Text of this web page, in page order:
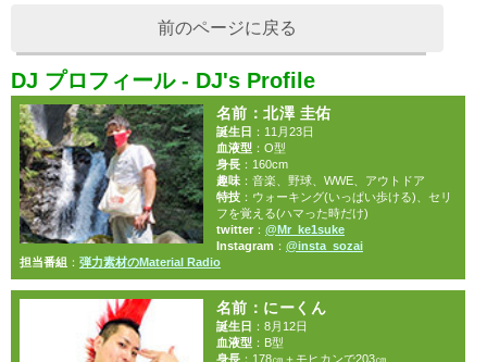
前のページに戻る
DJ プロフィール - DJ's Profile
名前 ：北澤 圭佑
誕生日 ：11月23日
血液型：O型
身長：160cm
趣味：音楽、野球、WWE、アウトドア
特技：ウォーキング(いっぱい歩ける)、セリ
フを覚える(ハマった時だけ)
twitter： @Mr_ke1suke
Instagram ： @insta_sozai
担当番組 ： 弾力素材のMaterial Radio
名前 ：にーくん
誕生日 ：8月12日
血液型：B型
身長：178㎝＋モヒカンで203㎝